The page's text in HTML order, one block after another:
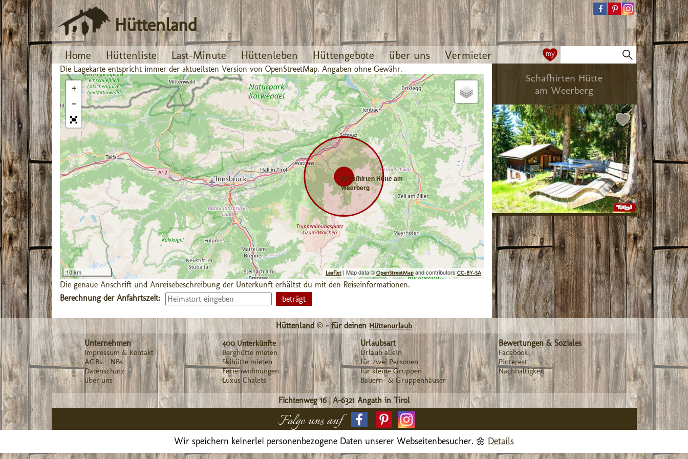
Hüttenland
Home Hüttenliste Last-Minute Hüttenleben Hüttengebote über uns Vermieter my
Die Lagekarte entspricht immer der aktuellsten Version von OpenStreetMap. Angaben ohne Gewähr.
Schafhirten Hütte am
Weerberg
+
−
10 km Leaflet| Map data © OpenStreetMapand contributors CC-BY-SA
Die genaue Anschrift und Anreisebeschreibung der Unterkunft erhältst du mit den Reiseinformationen.
Berechnung der Anfahrtszeit:
Schafhirten Hütte
am Weerberg
Hüttenland © - für deinen Hüttenurlaub
Unternehmen
Impressum & Kontakt
AGBs
NBs
Datenschutz
über uns
400 Unterkünfte
Berghütte mieten
Skihütte mieten
Ferienwohnungen
Luxus Chalets
Urlaubsart
Urlaub allein
für zwei Personen
für kleine Gruppen
Bauern- & Gruppenhäuser
Bewertungen & Soziales
Facebook
Pinterest
Nachhaltigkeit
Fichtenweg 16|A-6321 Angath in Tirol
Folge uns auf
Wir speichern keinerlei personenbezogene Daten unserer Webseitenbesucher. 🌼 Details